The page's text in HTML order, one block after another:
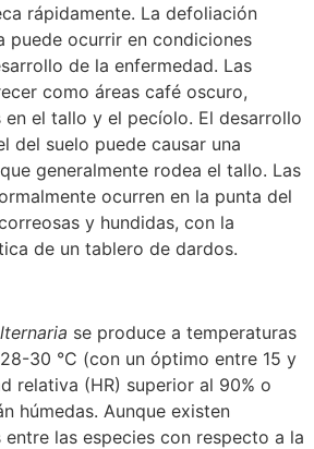
rápidamente. La defoliación
puede ocurrir en condiciones
de la enfermedad. Las
como áreas café oscuro,
en el tallo y el pecíolo. El desarrollo
del suelo puede causar una
generalmente rodea el tallo. Las
ocurren en la punta del
y hundidas, con la
de un tablero de dardos.
se produce a temperaturas
30 °C (con un óptimo entre 15 y
relativa (HR) superior al 90% o
húmedas. Aunque existen
las especies con respecto a la